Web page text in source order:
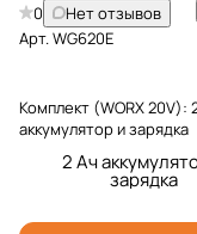
0
Нет отзывов
Арт.WG620E
Комплект (WORX 20V):
аккумулятор и зарядка
2 Ач
зарядка